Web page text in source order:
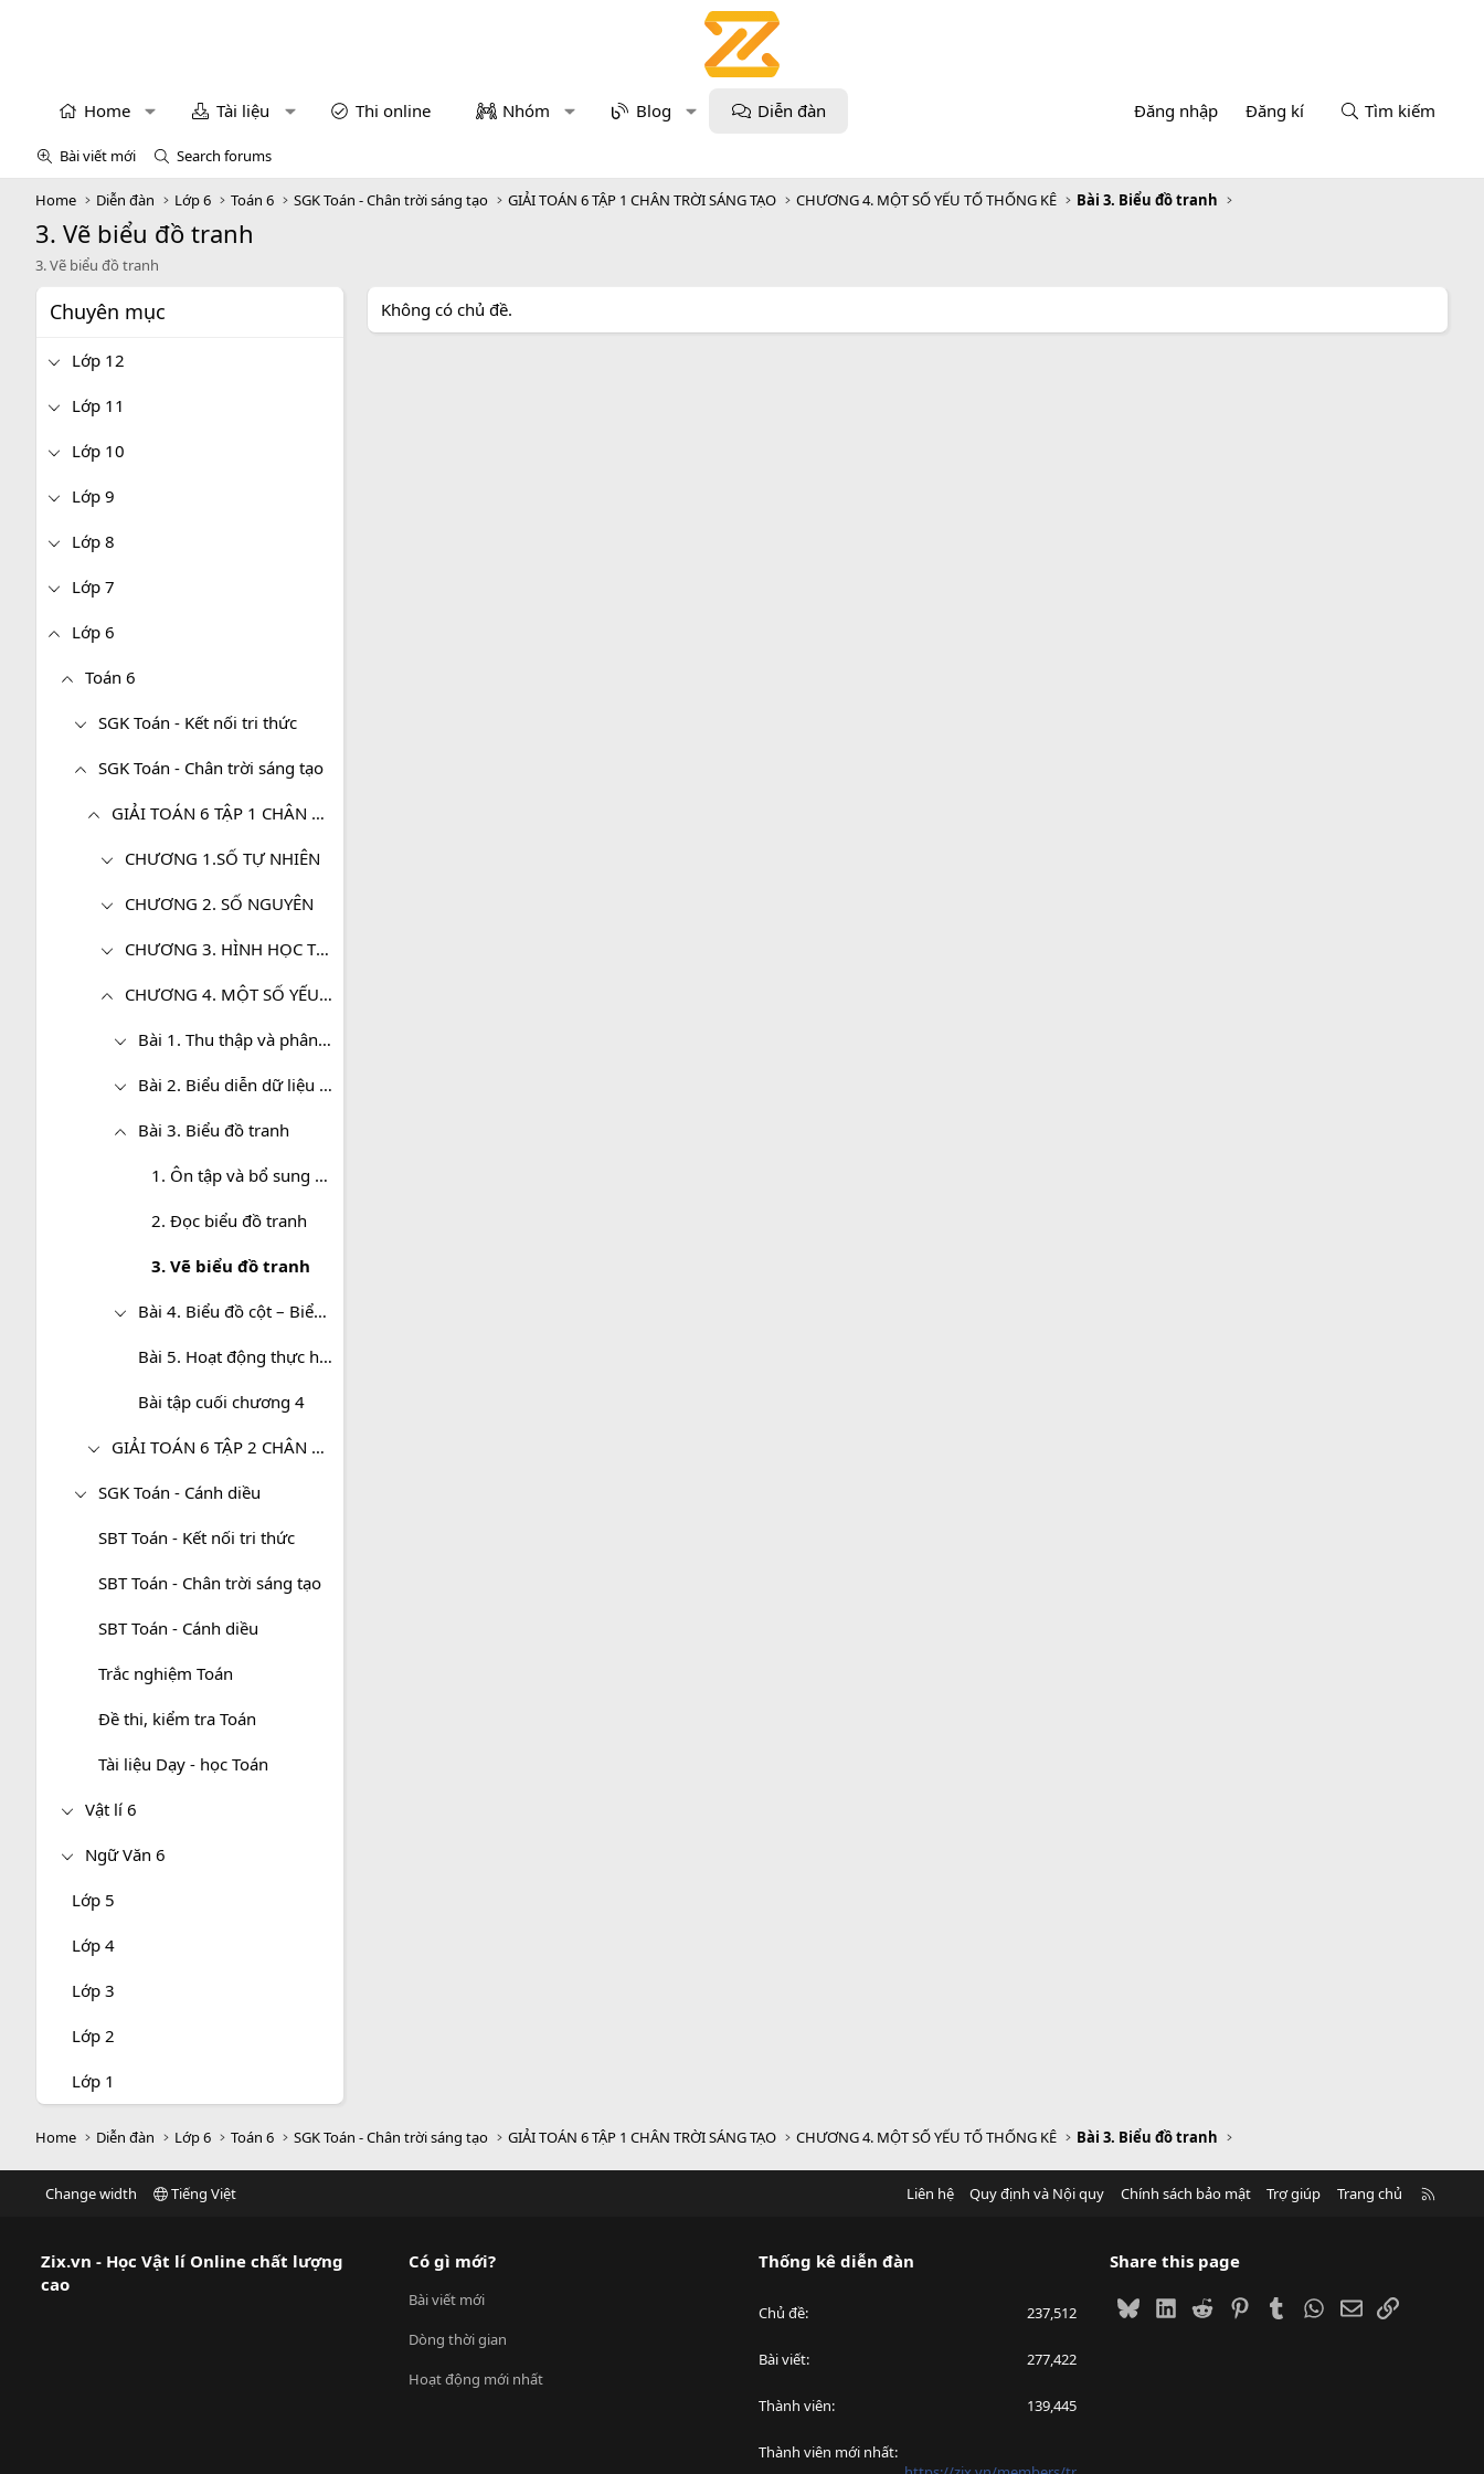
Home Tài liệu Thi online Nhóm Blog Diễn đàn Đăng nhập Đăng kí Tìm kiếm
Bài viết mới Search forums
Home Diễn đàn Lớp 6 Toán 6 SGK Toán - Chân trời sáng tạo GIẢI TOÁN 6 TẬP 1 CHÂN TRỜI SÁNG TẠO CHƯƠNG 4. MỘT SỐ YẾU TỐ THỐNG KÊ Bài 3. Biểu đồ tranh
3. Vẽ biểu đồ tranh
3. Vẽ biểu đồ tranh
Chuyên mục
Lớp 12
Lớp 11
Lớp 10
Lớp 9
Lớp 8
Lớp 7
Lớp 6
Toán 6
SGK Toán - Kết nối tri thức
SGK Toán - Chân trời sáng tạo
GIẢI TOÁN 6 TẬP 1 CHÂN TRỜI SÁNG TẠO
CHƯƠNG 1.SỐ TỰ NHIÊN
CHƯƠNG 2. SỐ NGUYÊN
CHƯƠNG 3. HÌNH HỌC TRỰC QUAN. CÁC HÌNH PHẲNG TRONG THỰC TIỄN
CHƯƠNG 4. MỘT SỐ YẾU TỐ THỐNG KÊ
Bài 1. Thu thập và phân loại dữ liệu
Bài 2. Biểu diễn dữ liệu trên bảng
Bài 3. Biểu đồ tranh
1. Ôn tập và bổ sung kiến thức
2. Đọc biểu đồ tranh
3. Vẽ biểu đồ tranh
Bài 4. Biểu đồ cột – Biểu đồ cột kép
Bài 5. Hoạt động thực hành và trải nghiệm. Thu thập dữ liệu về nhiệt độ trong tuần tại địa phương
Bài tập cuối chương 4
GIẢI TOÁN 6 TẬP 2 CHÂN TRỜI SÁNG TẠO
SGK Toán - Cánh diều
SBT Toán - Kết nối tri thức
SBT Toán - Chân trời sáng tạo
SBT Toán - Cánh diều
Trắc nghiệm Toán
Đề thi, kiểm tra Toán
Tài liệu Dạy - học Toán
Vật lí 6
Ngữ Văn 6
Lớp 5
Lớp 4
Lớp 3
Lớp 2
Lớp 1
Không có chủ đề.
Home Diễn đàn Lớp 6 Toán 6 SGK Toán - Chân trời sáng tạo GIẢI TOÁN 6 TẬP 1 CHÂN TRỜI SÁNG TẠO CHƯƠNG 4. MỘT SỐ YẾU TỐ THỐNG KÊ Bài 3. Biểu đồ tranh
Change width Tiếng Việt Liên hệ Quy định và Nội quy Chính sách bảo mật Trợ giúp Trang chủ
Zix.vn - Học Vật lí Online chất lượng
cao
Có gì mới?
Bài viết mới
Dòng thời gian
Hoạt động mới nhất
Thống kê diễn đàn
Chủ đề 237,512
Bài viết 277,422
Thành viên 139,445
Thành viên mới nhất
Share this page
BlueskyLinkedIn
Reddit PinterestTumblrWhatsApp
EmailLink